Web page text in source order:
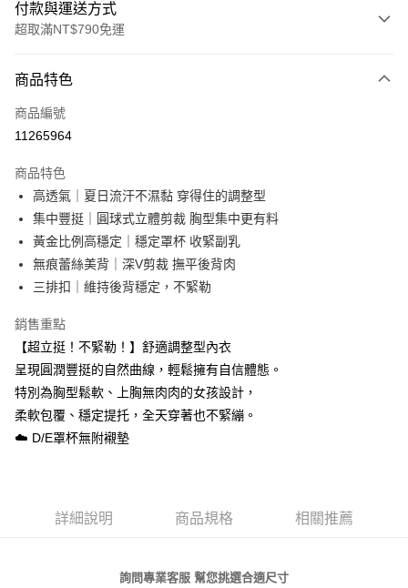
付款與運送方式
超取滿NT$790免運
信用卡一次付款
超商取貨付款
Apple Pay
街口支付
悠遊付
大哥付你分期
相關說明
1.本服務由台灣大哥大提供，台灣大哥大用戶可立即使用無須另外申請。
2.付款方式選擇「大哥付你分期」，訂單成立後會自動跳轉到大哥付的交易
流程，驗證手機門號後，選擇欲分期的期數、繳款截止日，確認付款後即完
成交易。
3.實際核准額度、可分期數及費用金額請依後續交易確認頁面所載為準。
4.訂單成立30分鐘內，如未前往確認交易或遇審核未通過，訂單將自動取
醒簡訊。
ATM付款
運送方式
全家取貨付款
每筆NT$80，滿NT$790(含以上)免運費
商品特色
商品編號
11265964
商品特色
高透氣｜夏日流汗不濕黏 穿得住的調整型
集中豐挺｜圓球式立體剪裁 胸型集中更有料
黃金比例高穩定｜穩定罩杯 收緊副乳
無痕蕾絲美背｜深V剪裁 撫平後背肉
三排扣｜維持後背穩定，不緊勒
銷售重點
【超立挺！不緊勒！】舒適調整型內衣
呈現圓潤豐挺的自然曲線，輕鬆擁有自信體態。
特別為胸型鬆軟、上胸無肉肉的女孩設計，
柔軟包覆、穩定提托，全天穿著也不緊繃。
☁️ D/E罩杯無附襯墊
詳細說明 商品規格 相關推薦
詢問專業客服 幫您挑選合適尺寸